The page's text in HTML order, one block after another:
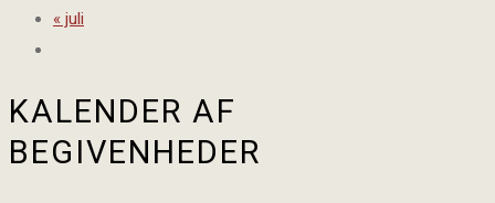
« juli
KALENDER AF
BEGIVENHEDER